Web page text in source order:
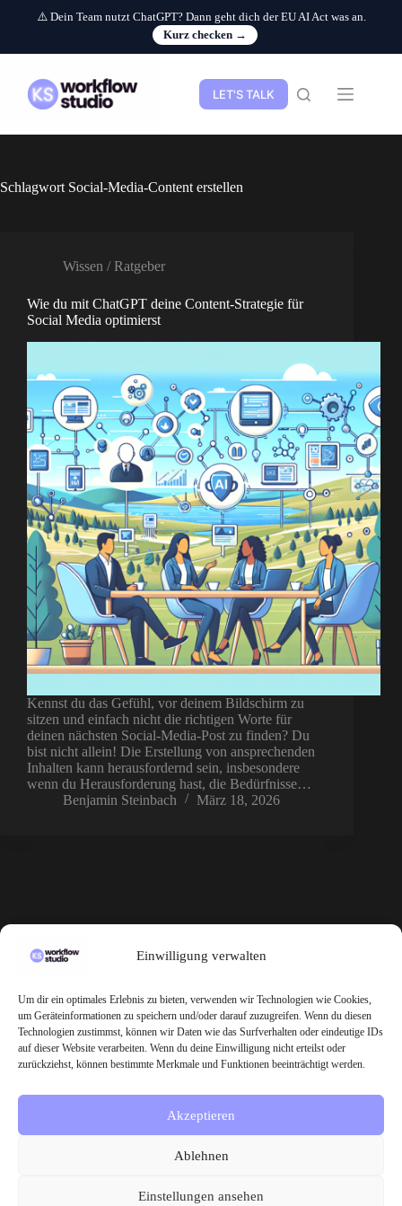
Einwilligung verwalten
Um dir ein optimales Erlebnis zu bieten, verwenden wir Technologien wie Cookies,
um Geräteinformationen zu speichern und/oder darauf zuzugreifen. Wenn du diesen
Technologien zustimmst, können wir Daten wie das Surfverhalten oder eindeutige IDs
auf dieser Website verarbeiten. Wenn du deine Einwilligung nicht erteilst oder
zurückziehst, können bestimmte Merkmale und Funktionen beeinträchtigt werden.
Akzeptieren
Ablehnen
Einstellungen ansehen
⚠️ Dein Team nutzt ChatGPT? Dann geht dich der EU AI Act was an.
Kurz checken →
springen
LET'S TALK
Schlagwort Social-Media-Content erstellen
Wissen / Ratgeber
Wie du mit ChatGPT deine Content-Strategie für
Social Media optimierst
Kennst du das Gefühl, vor deinem Bildschirm zu
sitzen und einfach nicht die richtigen Worte für
deinen nächsten Social-Media-Post zu finden? Du
bist nicht allein! Die Erstellung von ansprechenden
Inhalten kann herausfordernd sein, insbesondere
wenn du Herausforderung hast, die Bedürfnisse…
Benjamin Steinbach
März 18, 2026
Automatisierung
Inhalt
Blog